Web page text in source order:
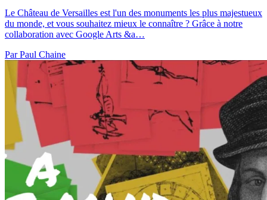
Le Château de Versailles est l'un des monuments les plus majestueux
du monde, et vous souhaitez mieux le connaître ? Grâce à notre
collaboration avec Google Arts &a…
Par Paul Chaine